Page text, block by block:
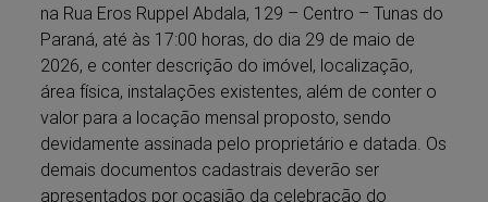
na Rua Eros Ruppel Abdala, 129 – Centro – Tunas do
Paraná, até às 17:00 horas, do dia 29 de maio de
2026, e conter descrição do imóvel, localização,
área física, instalações existentes, além de conter o
valor para a locação mensal proposto, sendo
devidamente assinada pelo proprietário e datada. Os
demais documentos cadastrais deverão ser
apresentados por ocasião da celebração do